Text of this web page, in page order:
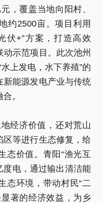
，覆盖当地向阳村、
约2500亩。项目利用
伏+”方案，打造高效
示范项目。此次池州
上发电，水下养殖”的
新能源发电产业与传统
。
经济价值，还对荒山
区等进行生态修复，给
态价值。青阳“渔光互
度电，通过输出清洁能
态环境，带动村民“二
著的经济效益，为乡